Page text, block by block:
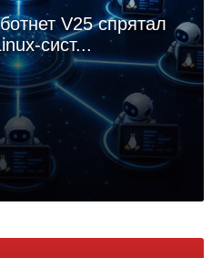
V25 спрятал
сист...